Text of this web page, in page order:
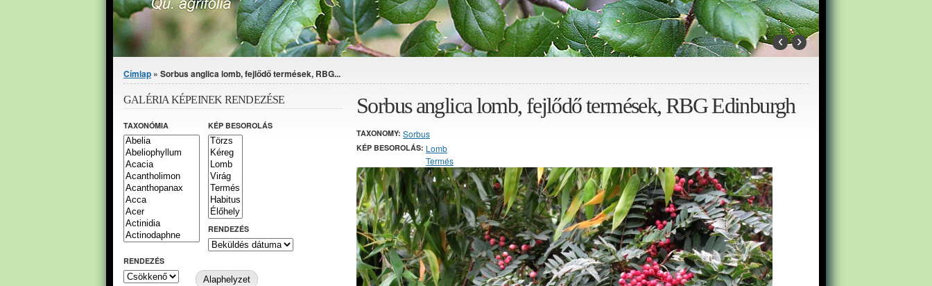
‹ ›
Jelenlegi hely
Címlap » Sorbus anglica lomb, fejlődő termések, RBG...
Sorbus anglica lomb, fejlődő termések, RBG Edinburgh
TAXONOMY: Sorbus
KÉP BESOROLÁS: Lomb
Termés
GALÉRIA KÉPEINEK RENDEZÉSE
TAXONÓMIA KÉP BESOROLÁS
RENDEZÉS
RENDEZÉS